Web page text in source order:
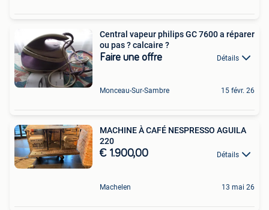
Central vapeur philips GC 7600 a réparer
ou pas ? calcaire ?
Faire une offre Détails
Monceau-Sur-Sambre 15 févr. 26
MACHINE À CAFÉ NESPRESSO AGUILA
220
€ 1.900,00 Détails
Machelen 13 mai 26